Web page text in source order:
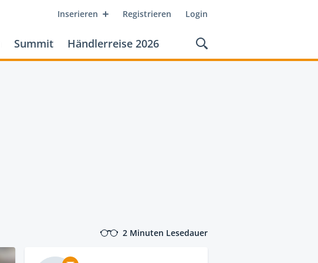
Inserieren Registrieren Login
Summit Händlerreise 2026
2 Minuten Lesedauer